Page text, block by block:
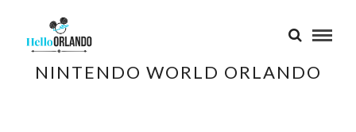
NINTENDO WORLD ORLANDO